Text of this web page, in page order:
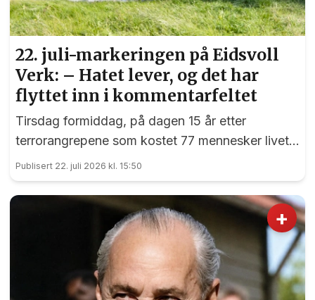
22. juli-markeringen på Eidsvoll
Verk: – Hatet lever, og det har
flyttet inn i kommentarfeltet
Tirsdag formiddag, på dagen 15 år etter
terrorangrepene som kostet 77 mennesker livet,
var det en sterk markering ved 22. juli-
monumentet på Eidsvoll Verk.
Publisert 22. juli 2026 kl. 15:50
+